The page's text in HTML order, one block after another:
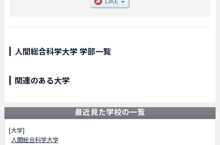
人間総合科学大学 学部一覧
関連のある大学
最近見た学校の一覧
[大学]
人間総合科学大学